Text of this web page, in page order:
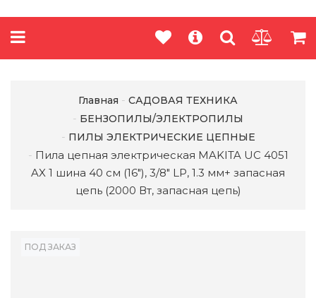
Главная
САДОВАЯ ТЕХНИКА
БЕНЗОПИЛЫ/ЭЛЕКТРОПИЛЫ
ПИЛЫ ЭЛЕКТРИЧЕСКИЕ ЦЕПНЫЕ
Пила цепная электрическая MAKITA UC 4051
AX 1 шина 40 см (16"), 3/8" LP, 1.3 мм+ запасная
цепь (2000 Вт, запасная цепь)
ПОД ЗАКАЗ